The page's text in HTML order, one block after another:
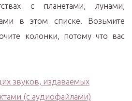
с планетами, лунами,
в этом списке. Возьмите
колонки, потому что вас